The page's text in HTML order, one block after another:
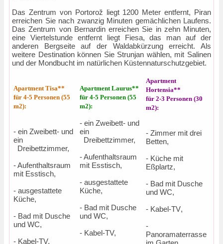
Das Zentrum von Portorož liegt 1200 Meter entfernt, Piran
erreichen Sie nach zwanzig Minuten gemächlichen Laufens.
Das Zentrum von Bernardin erreichen Sie in zehn Minuten,
eine Viertelstunde entfernt liegt Fiesa, das man auf der
anderen Bergseite auf der Waldabkürzung erreicht. Als
weitere Destination können Sie Strunjan wählen, mit Salinen
und der Mondbucht im natürlichen Küstennaturschutzgebiet.
Apartment Tisa**
für 4-5 Personen (55
m2):
- ein Zweibett- und
ein
Dreibettzimmer,
- Aufenthaltsraum
mit Esstisch,
- ausgestattete
Küche,
- Bad mit Dusche
und WC,
- Kabel-TV,
Apartment Laurus**
für 4-5 Personen (55
m2):
- ein Zweibett- und
ein
Dreibettzimmer,
- Aufenthaltsraum
mit Esstisch,
- ausgestattete
Küche,
- Bad mit Dusche
und WC,
- Kabel-TV,
Apartment
Hortensia**
für 2-3 Personen (30
m2):
- Zimmer mit drei
Betten,
- Küche mit
Eßplartz,
- Bad mit Dusche
und WC,
- Kabel-TV,
-
Panoramaterrasse